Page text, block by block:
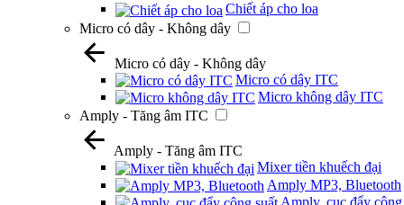
Chiết áp cho loa
Micro có dây - Không dây
Micro có dây - Không dây
Micro có dây ITC
Micro không dây ITC
Amply - Tăng âm ITC
Amply - Tăng âm ITC
Mixer tiền khuếch đại
Amply MP3, Bluetooth